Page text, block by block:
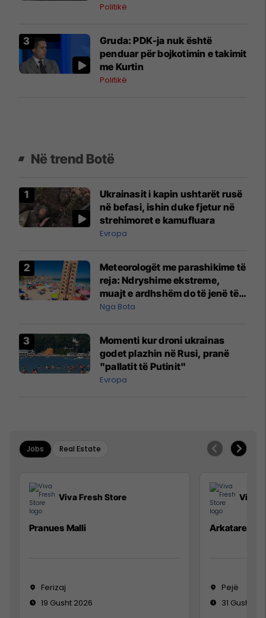
Politikë
Gruda: PDK-ja nuk është
penduar për bojkotimin e takimit
me Kurtin
Politikë
Në trend Botë
Ukrainasit i kapin ushtarët rusë
në befasi, ishin duke fjetur në
strehimoret e kamufluara
Evropa
Meteorologët me parashikime të
reja: Ndryshime ekstreme,
muajt e ardhshëm do të jenë të
pazakontë
Nga Bota
Momenti kur droni ukrainas
godet plazhin në Rusi, pranë
"pallatit të Putinit"
Evropa
Jobs Real Estate
Viva Fresh Store
Pranues Malli
Ferizaj
19 Gusht 2026
Viva
Arkatare
Pejë
31 Gusht